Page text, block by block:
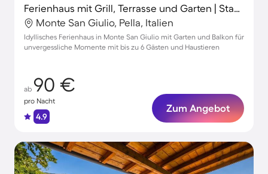
Ferienhaus mit Grill, Terrasse und Garten | Stadtblick | Haustierfreundlich
Monte San Giulio, Pella, Italien
Idyllisches Ferienhaus in Monte San Giulio mit Garten und Balkon für
unvergessliche Momente mit bis zu 6 Gästen und Haustieren
ab 90 €
pro Nacht
4.9
Zum Angebot